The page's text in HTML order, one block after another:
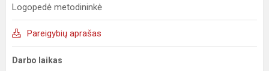
Logopedė metodininkė
Pareigybių aprašas
Darbo laikas